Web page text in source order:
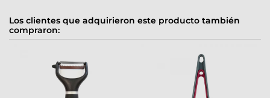
Los clientes que adquirieron este producto también
compraron: